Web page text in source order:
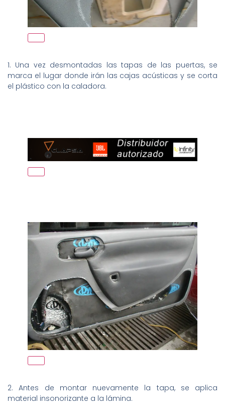
1. Una vez desmontadas las tapas de las puertas, se
marca el lugar donde irán las cajas acústicas y se corta
el plástico con la caladora.
2. Antes de montar nuevamente la tapa, se aplica
material insonorizante a la lámina.